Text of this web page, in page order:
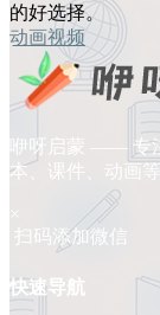
的好选择。
动画视频
咿呀启蒙 —— 专
本、课件、动画
×
扫码添加微信
快速导航